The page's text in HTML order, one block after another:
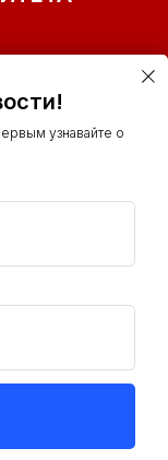
узнавайте о